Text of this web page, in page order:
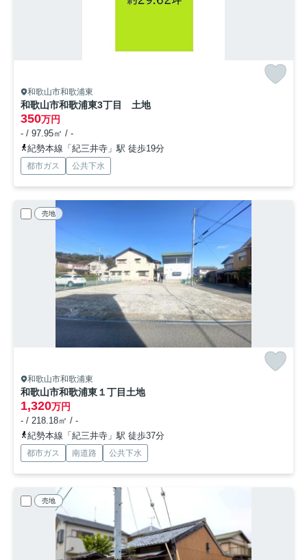
和歌山市和歌浦東
和歌山市和歌浦東3丁目 土地
350万円
- / 97.95㎡ / -
紀勢本線「紀三井寺」駅 徒歩19分
都市ガス 公共下水
売地
和歌山市和歌浦東
和歌山市和歌浦東１丁目土地
1,320万円
- / 218.18㎡ / -
紀勢本線「紀三井寺」駅 徒歩37分
都市ガス 南道路 公共下水
売地